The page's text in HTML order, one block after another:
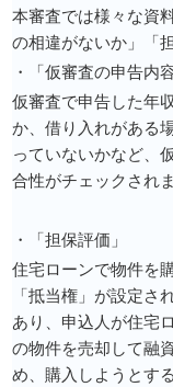
本審査では様々な資
の相違がないか」「
・「仮審査の申告内
仮審査で申告した年
か、借り入れがある
っていないかなど、
合性がチェックされま
・「担保評価」
住宅ローンで物件を
「抵当権」が設定
あり、申込人が住宅
の物件を売却して融
め、購入しようとす